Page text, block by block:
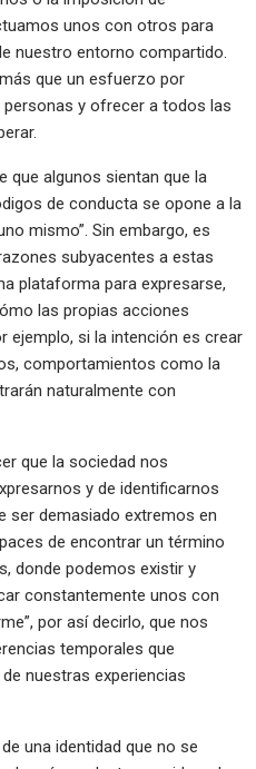
unos con otros para
nuestro entorno compartido.
que un esfuerzo por
y ofrecer a todos las
que algunos sientan que la
de conducta se opone a la
mismo”. Sin embargo, es
subyacentes a estas
plataforma para expresarse,
las propias acciones
ejemplo, si la intención es crear
comportamientos como la
naturalmente con
que la sociedad nos
y de identificarnos
ser demasiado extremos en
de encontrar un término
donde podemos existir y
constantemente unos con
por así decirlo, que nos
temporales que
nuestras experiencias
una identidad que no se